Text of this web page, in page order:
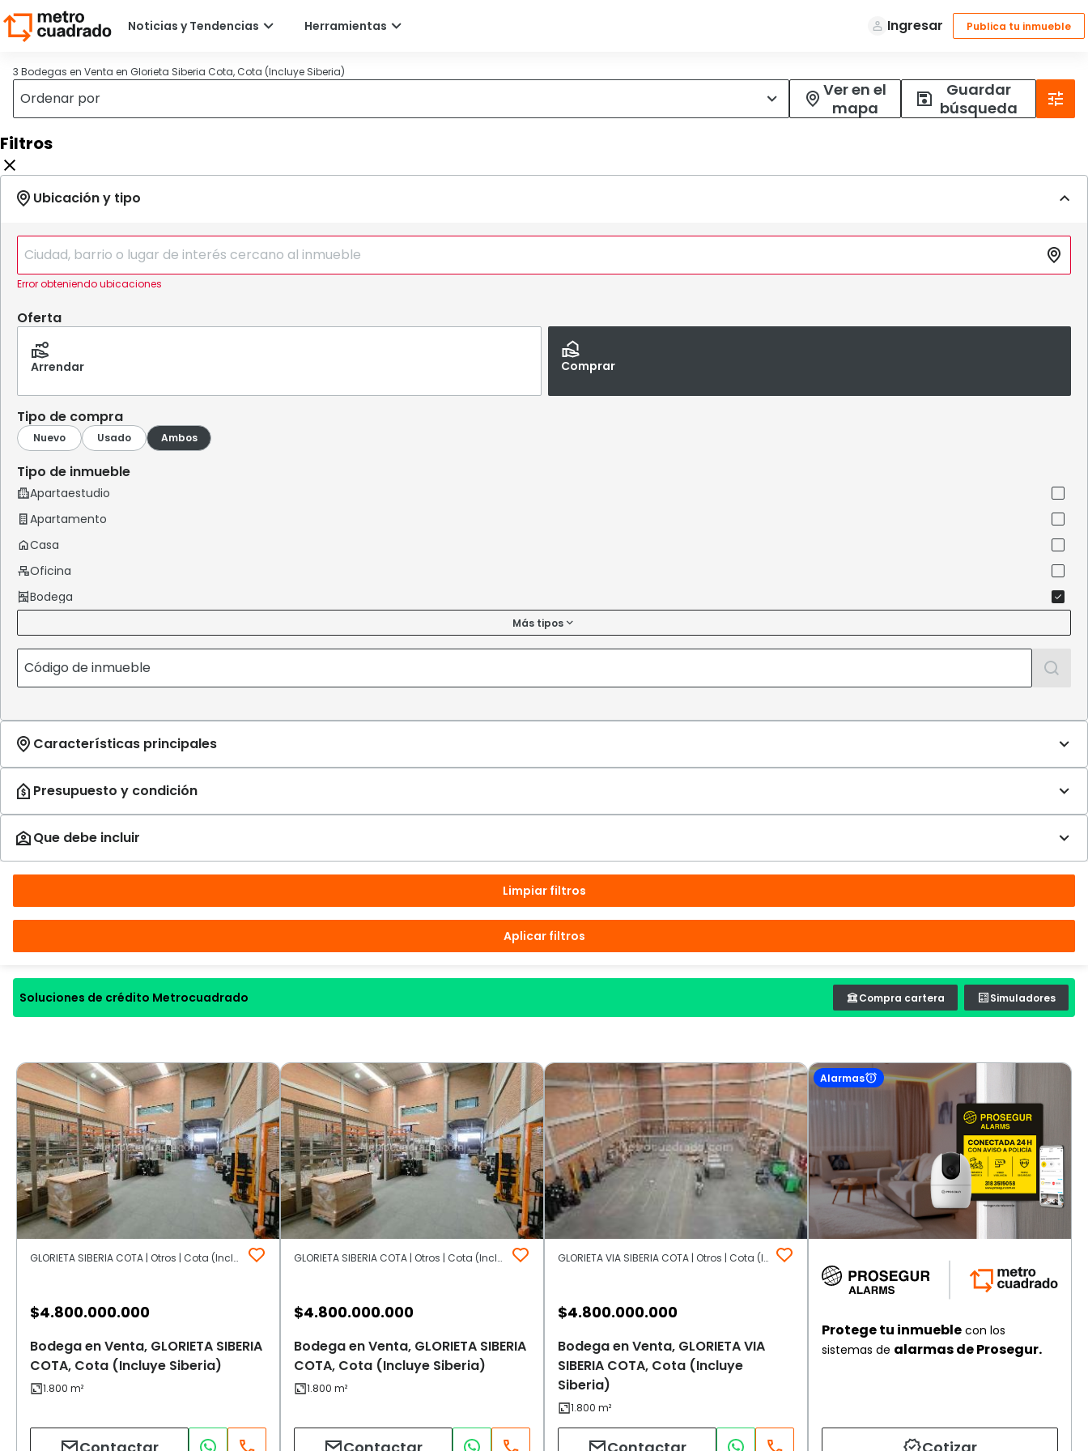
3 Bodegas en Venta en Glorieta Siberia Cota, Cota (Incluye Siberia)
Ver en el
mapa
Guardar
búsqueda
Filtros
Error obteniendo ubicaciones
Oferta
Arrendar Comprar
Tipo de compra
Tipo de inmueble
Más tipos
Limpiar filtros
Aplicar filtros
Soluciones de crédito Metrocuadrado Compra cartera Simuladores
GLORIETA SIBERIA COTA | Otros | Cota (Incluye Siberia)
$4.800.000.000
Bodega en Venta, GLORIETA SIBERIA
COTA, Cota (Incluye Siberia)
GLORIETA SIBERIA COTA | Otros | Cota (Incluye Siberia)
$4.800.000.000
Bodega en Venta, GLORIETA SIBERIA
COTA, Cota (Incluye Siberia)
GLORIETA VIA SIBERIA COTA | Otros | Cota (Incluye Siberia)
$4.800.000.000
Bodega en Venta, GLORIETA VIA
SIBERIA COTA, Cota (Incluye
Siberia)
Alarmas
Protege tu inmueble con los
sistemas de alarmas de Prosegur.